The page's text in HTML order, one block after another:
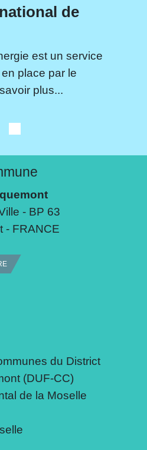
de
est un service
place par le
plus...
- BP 63
- FRANCE
du District
(DUF-CC)
de la Moselle